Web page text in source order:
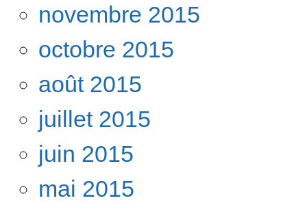
novembre 2015
octobre 2015
août 2015
juillet 2015
juin 2015
mai 2015